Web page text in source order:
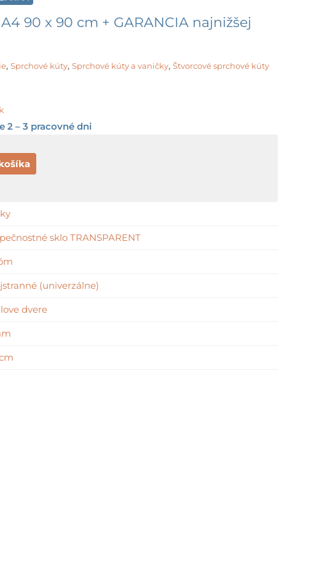
90 x 90 cm + GARANCIA najnižšej
, Sprchové kúty, Sprchové kúty a vaničky, Štvorcové sprchové kúty
2 – 3 pracovné dni
sklo TRANSPARENT
(univerzálne)
dvere